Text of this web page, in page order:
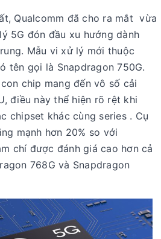
Qualcomm đã cho ra mắt vừa
5G đón đầu xu hướng dành
Mẫu vi xử lý mới thuộc
tên gọi là Snapdragon 750G.
chip mang đến vô số cải
điều này thể hiện rõ rệt khi
chipset khác cùng series . Cụ
mạnh hơn 20% so với
chí được đánh giá cao hơn cả
768G và Snapdragon